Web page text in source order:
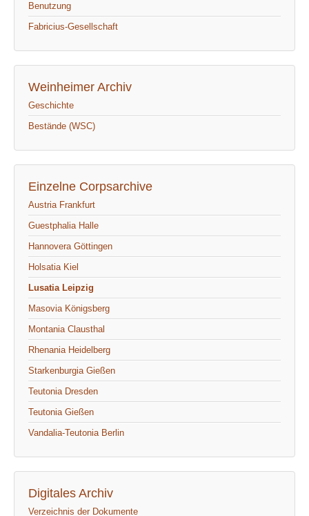
Benutzung
Fabricius-Gesellschaft
Weinheimer Archiv
Geschichte
Bestände (WSC)
Einzelne Corpsarchive
Austria Frankfurt
Guestphalia Halle
Hannovera Göttingen
Holsatia Kiel
Lusatia Leipzig
Masovia Königsberg
Montania Clausthal
Rhenania Heidelberg
Starkenburgia Gießen
Teutonia Dresden
Teutonia Gießen
Vandalia-Teutonia Berlin
Digitales Archiv
Verzeichnis der Dokumente